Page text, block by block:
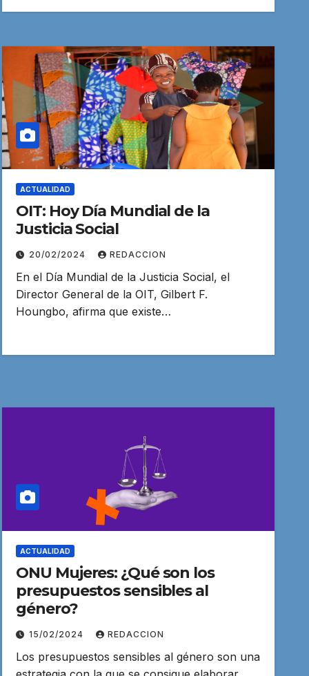
ACTUALIDAD
OIT: Hoy Día Mundial de la
Justicia Social
20/02/2024 REDACCION
En el Día Mundial de la Justicia Social, el
Director General de la OIT, Gilbert F.
Houngbo, afirma que existe…
ACTUALIDAD
ONU Mujeres: ¿Qué son los
presupuestos sensibles al
género?
15/02/2024 REDACCION
Los presupuestos sensibles al género son una